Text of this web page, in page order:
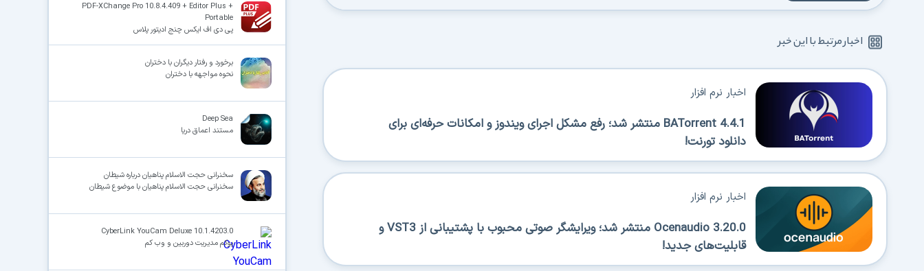
اخبار مرتبط با این خبر
BATorrent 4.4.1 منتشر شد؛ رفع مشکل اجرای ویندوز و امکانات حرفه‌ای برای
دانلود تورنت!
اخبار نرم افزار
Ocenaudio 3.20.0 منتشر شد؛ ویرایشگر صوتی محبوب با پشتیبانی از VST3 و
قابلیت‌های جدید!
اخبار نرم افزار
PDF-XChange Pro 10.8.4.409 + Editor Plus +
Portable
پی دی اف ایکس چنج ادیتور پلاس
برخورد و رفتار دیگران با دختران
نحوه مواجهه با دختران
Deep Sea
مستند اعماق دریا
سخنرانی حجت الاسلام پناهیان درباره شیطان
سخنرانی حجت الاسلام پناهیان با موضوع شیطان
CyberLink YouCam Deluxe 10.1.4203.0
یوکم مدیریت دوربین و وب کم